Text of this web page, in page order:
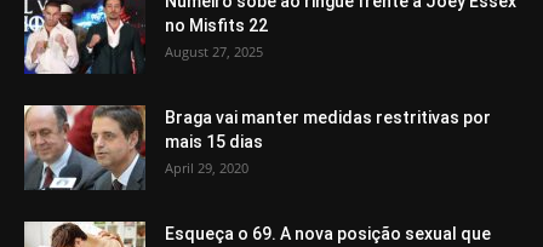
no Misfits 22
August 27, 2025
Braga vai manter medidas restritivas por
mais 15 dias
April 29, 2020
Esqueça o 69. A nova posição sexual que